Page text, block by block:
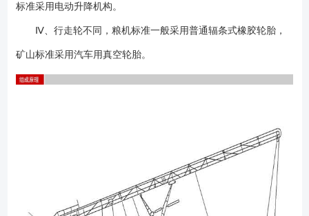
格。根据物料选用平皮带、人字形皮带、挡边带等皮带。 4、设备不局
限以上型号，可以非标设计；
标准采用电动升降机构。
Ⅳ、行走轮不同，粮机标准一般采用普通辐条式橡胶轮胎，
矿山标准采用汽车用真空轮胎。